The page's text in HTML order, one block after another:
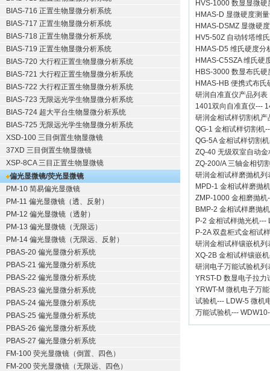
BIAS-716 正置生物显微分析系统
BIAS-717 正置生物显微分析系统
BIAS-718 正置生物显微分析系统
BIAS-719 正置生物显微分析系统
BIAS-720 大行程正置生物显微分析系统
BIAS-721 大行程正置生物显微分析系统
BIAS-722 大行程正置生物显微分析系统
BIAS-723 无限远光学生物显微分析系统
BIAS-724 超大平台生物显微分析系统
BIAS-725 无限远光学生物显微分析系统
XSD-100 三目倒置生物显微镜
37XD 三目倒置生物显微镜
XSP-8CA 三目正置生物显微镜
偏光显微镜/荧光显微镜
PM-10 简易偏光显微镜
PM-11 偏光显微镜（透、反射）
PM-12 偏光显微镜（透射）
PM-13 偏光显微镜（无限远）
PM-14 偏光显微镜（无限远、反射）
PBAS-20 偏光显微分析系统
PBAS-21 偏光显微分析系统
PBAS-22 偏光显微分析系统
PBAS-23 偏光显微分析系统
PBAS-24 偏光显微分析系统
PBAS-25 偏光显微分析系统
PBAS-26 偏光显微分析系统
PBAS-27 偏光显微分析系统
FM-100 荧光显微镜（倒置、四色）
FM-200 荧光显微镜（无限远、四色）
HVS-1000 数显显微硬
HMAS-D 显微硬度测
HMAS-DSMZ 显微硬
HV5-50Z 自动转塔维
HMAS-D5 维氏硬度分
HMAS-C5SZA 维氏硬
HBS-3000 数显布氏硬
HMAS-HB 便携式布氏
研润自准直仪产品列表
1401双向自准直仪---
研润金相试样切割机产
QG-1 金相试样切割机
QG-5A 金相试样切割机
ZQ-40 无级双室自动金
ZQ-200/A 三轴金相切
研润金相试样磨抛机列
MPD-1 金相试样磨抛机
ZMP-1000 金相磨抛机
BMP-2 金相试样磨抛机
P-2 金相试样抛光机---
P-2A 双盘柜式金相试
研润金相试样镶嵌机列
XQ-2B 金相试样镶嵌机
研润电子万能试验机列
YRST-D 数显电子拉力
YRWT-M 微机电子万
试验机--- LDW-5 微机
万能试验机---